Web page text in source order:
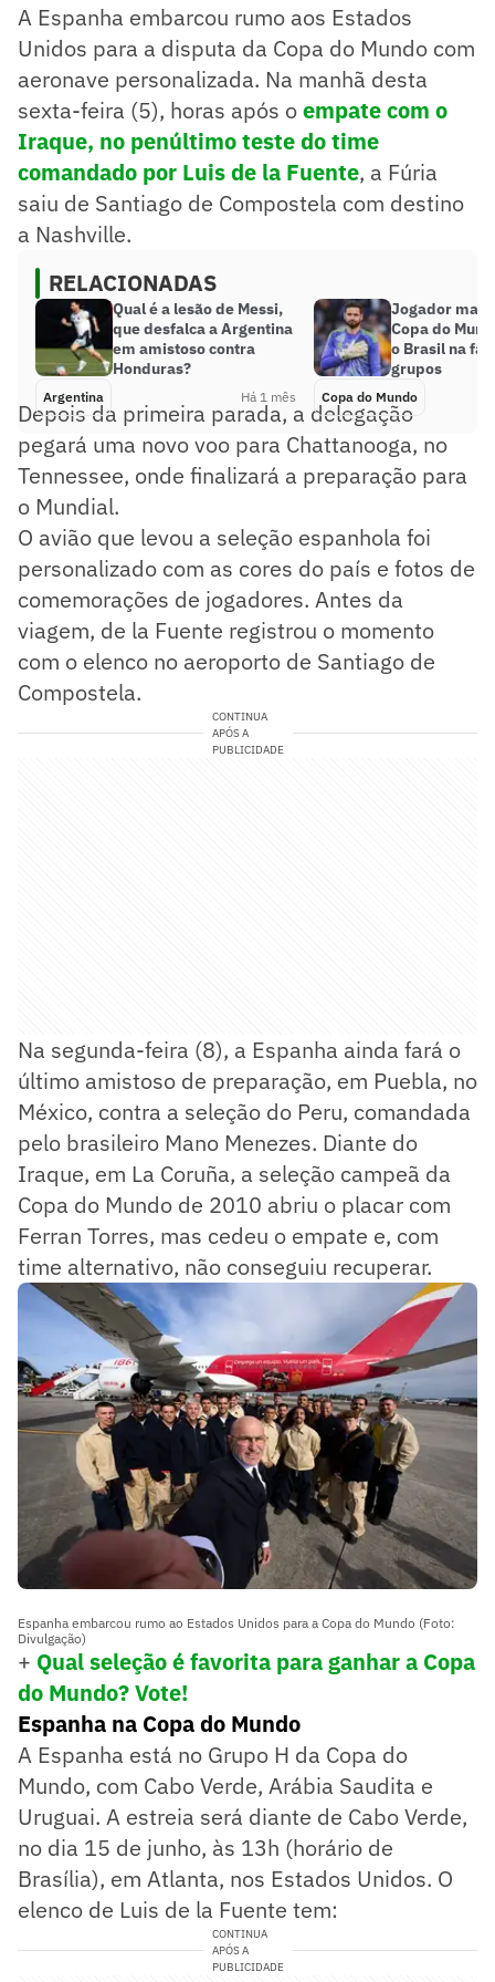
A Espanha embarcou rumo aos Estados
Unidos para a disputa da Copa do Mundo com
aeronave personalizada. Na manhã desta
sexta-feira (5), horas após oempate com o
Iraque, no penúltimo teste do time
comandado por Luis de la Fuente, a Fúria
saiu de Santiago de Compostela com destino
a Nashville.
RELACIONADAS
Qual é a lesão de Messi,
que desfalca a Argentina
em amistoso contra
Honduras?
Argentina Há 1 mês
Jogador mais
Copa do
o Brasil na
grupos
Copa do Mundo
Depois da primeira parada, a delegação
pegará uma novo voo para Chattanooga, no
Tennessee, onde finalizará a preparação para
o Mundial.
O avião que levou a seleção espanhola foi
personalizado com as cores do país e fotos de
comemorações de jogadores. Antes da
viagem, de la Fuente registrou o momento
com o elenco no aeroporto de Santiago de
Compostela.
CONTINUA
APÓS A
PUBLICIDADE
Na segunda-feira (8), a Espanha ainda fará o
último amistoso de preparação, em Puebla, no
México, contra a seleção do Peru, comandada
pelo brasileiro Mano Menezes. Diante do
Iraque, em La Coruña, a seleção campeã da
Copa do Mundo de 2010 abriu o placar com
Ferran Torres, mas cedeu o empate e, com
time alternativo, não conseguiu recuperar.
Espanha embarcou rumo ao Estados Unidos para a Copa do Mundo (Foto:
Divulgação)
+ Qual seleção é favorita para ganhar a Copa
do Mundo? Vote!
Espanha na Copa do Mundo
A Espanha está no Grupo H da Copa do
Mundo, com Cabo Verde, Arábia Saudita e
Uruguai. A estreia será diante de Cabo Verde,
no dia 15 de junho, às 13h (horário de
Brasília), em Atlanta, nos Estados Unidos. O
elenco de Luis de la Fuente tem:
CONTINUA
APÓS A
PUBLICIDADE